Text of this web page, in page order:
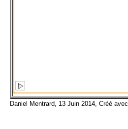
Daniel Mentrard, 13 Juin 2014, Créé avec